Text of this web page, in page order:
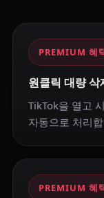
PREMIUM 혜
원클릭 대량 삭
TikTok을 열고
자동으로 처리
PREMIUM 혜